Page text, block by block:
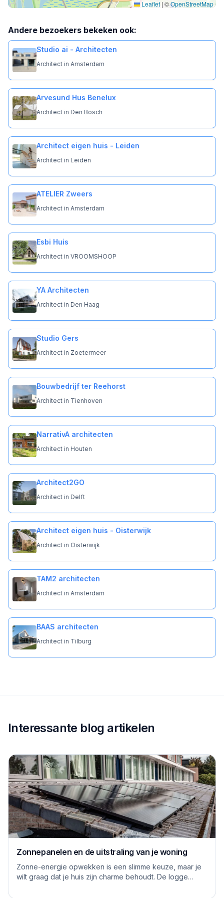
Leaflet | ©OpenStreetMap
Andere bezoekers bekeken ook:
Studio ai - Architecten
Architect in Amsterdam
Arvesund Hus Benelux
Architect in Den Bosch
Architect eigen huis - Leiden
Architect in Leiden
ATELIER Zweers
Architect in Amsterdam
Esbi Huis
Architect in VROOMSHOOP
YA Architecten
Architect in Den Haag
Studio Gers
Architect in Zoetermeer
Bouwbedrijf ter Reehorst
Architect in Tienhoven
NarrativA architecten
Architect in Houten
Architect2GO
Architect in Delft
Architect eigen huis - Oisterwijk
Architect in Oisterwijk
TAM2 architecten
Architect in Amsterdam
BAAS architecten
Architect in Tilburg
Interessante blog artikelen
Zonnepanelen en de uitstraling van je woning
Zonne-energie opwekken is een slimme keuze, maar je
wilt graag dat je huis zijn charme behoudt. De logge